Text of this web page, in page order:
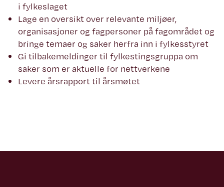
i fylkeslaget
Lage en oversikt over relevante miljøer,
organisasjoner og fagpersoner på fagområdet og
bringe temaer og saker herfra inn i fylkesstyret
Gi tilbakemeldinger til fylkestingsgruppa om
saker som er aktuelle for nettverkene
Levere årsrapport til årsmøtet